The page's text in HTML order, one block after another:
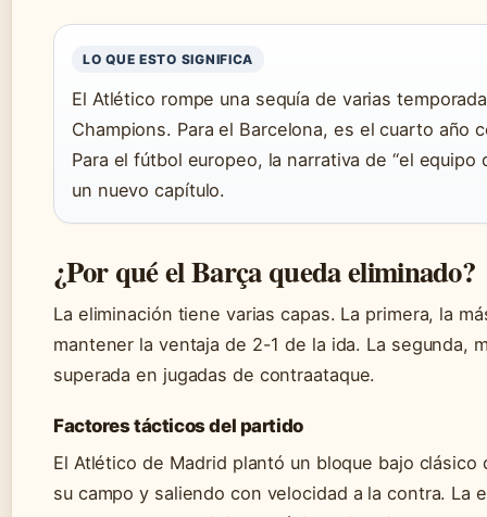
LO QUE ESTO SIGNIFICA
El Atlético rompe una sequía de varias
Champions. Para el Barcelona, es el cuarto año
Para el fútbol europeo, la narrativa de “el equipo
un nuevo capítulo.
¿Por qué el Barça queda eliminado?
La eliminación tiene varias capas. La primera, la
mantener la ventaja de 2-1 de la ida. La segunda,
superada en jugadas de contraataque.
Factores tácticos del partido
El Atlético de Madrid plantó un bloque bajo clásico
su campo y saliendo con velocidad a la contra. La